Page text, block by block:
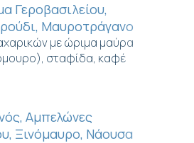
Γεροβασιλείου,
Μαυροτράγανο
με ώριμα μαύρα
σταφίδα, καφέ
Αμπελώνες
Ξινόμαυρο, Νάουσα